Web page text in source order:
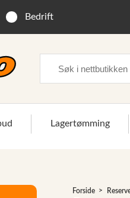
Bedrift
Lagertømming
Forside